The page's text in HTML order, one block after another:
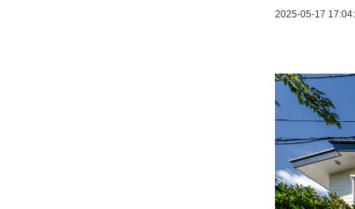
2025-05-17